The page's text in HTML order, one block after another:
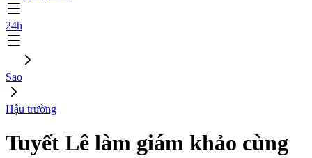
24h
Sao
Hậu trường
Tuyết Lê làm giám khảo cùng